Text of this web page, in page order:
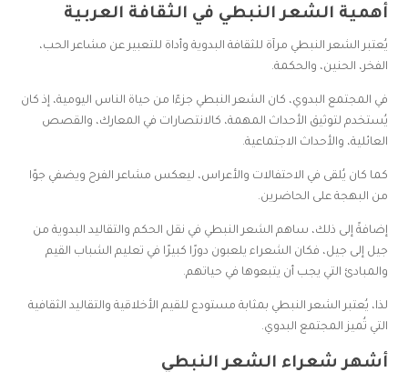
أهمية الشعر النبطي في الثقافة العربية
يُعتبر الشعر النبطي مرآة للثقافة البدوية وأداة للتعبير عن مشاعر الحب،
الفخر، الحنين، والحكمة.
في المجتمع البدوي، كان الشعر النبطي جزءًا من حياة الناس اليومية، إذ كان
يُستخدم لتوثيق الأحداث المهمة، كالانتصارات في المعارك، والقصص
العائلية، والأحداث الاجتماعية.
كما كان يُلقى في الاحتفالات والأعراس، ليعكس مشاعر الفرح ويضفي جوًا
من البهجة على الحاضرين.
إضافةً إلى ذلك، ساهم الشعر النبطي في نقل الحكم والتقاليد البدوية من
جيل إلى جيل، فكان الشعراء يلعبون دورًا كبيرًا في تعليم الشباب القيم
والمبادئ التي يجب أن يتبعوها في حياتهم.
لذا، يُعتبر الشعر النبطي بمثابة مستودع للقيم الأخلاقية والتقاليد الثقافية
التي تُميز المجتمع البدوي.
أشهر شعراء الشعر النبطي